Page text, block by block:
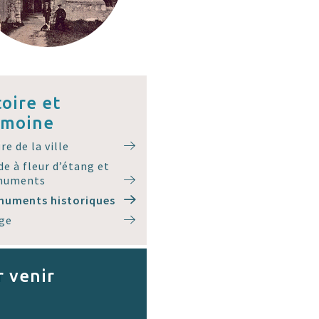
et
de la ville
à fleur d’étang et
historiques
venir